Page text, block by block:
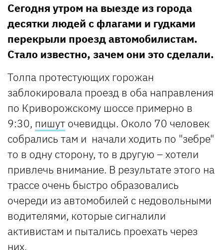
Сегодня утром на выезде из города
десятки людей с флагами и гудками
перекрыли проезд автомобилистам.
Стало известно, зачем они это сделали.
Толпа протестующих горожан
заблокировала проезд в оба направления
по Криворожскому шоссе примерно в
9:30, пишут очевидцы. Около 70 человек
собрались там и начали ходить по "зебре"
то в одну сторону, то в другую – хотели
привлечь внимание. В результате этого на
трассе очень быстро образовались
очереди из автомобилей с недовольными
водителями, которые сигналили
активистам и пытались проехать через
них.